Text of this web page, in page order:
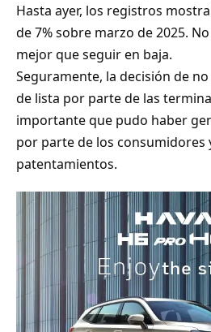
Hasta ayer, los registros
de 7% sobre marzo de 2025.
mejor que seguir en baja.
Seguramente, la decisión de
de lista por parte de las
importante que pudo haber
por parte de los consumidores
patentamientos.